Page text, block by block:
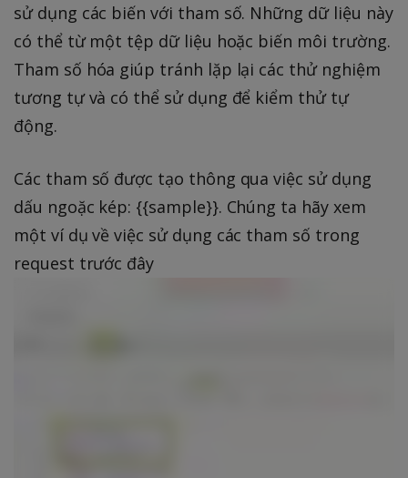
sử dụng các biến với tham số. Những dữ liệu này
có thể từ một tệp dữ liệu hoặc biến môi trường.
Tham số hóa giúp tránh lặp lại các thử nghiệm
tương tự và có thể sử dụng để kiểm thử tự
động.
Các tham số được tạo thông qua việc sử dụng
dấu ngoặc kép: {{sample}}. Chúng ta hãy xem
một ví dụ về việc sử dụng các tham số trong
request trước đây